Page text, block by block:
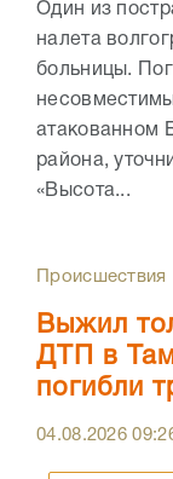
Один из
налета
больницы.
атакованном
района,
«Высота...
Происшествия
Выжил
ДТП в
погибли
04.08.2026